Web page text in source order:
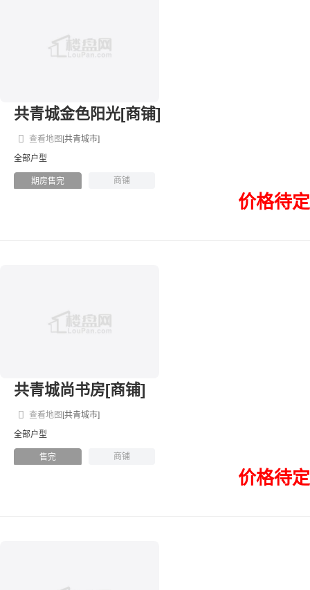
共青城金色阳光[商铺]
[共青城市]
查看地图
全部户型
期房售完 商铺
价格待定
共青城尚书房[商铺]
[共青城市]
查看地图
全部户型
售完 商铺
价格待定